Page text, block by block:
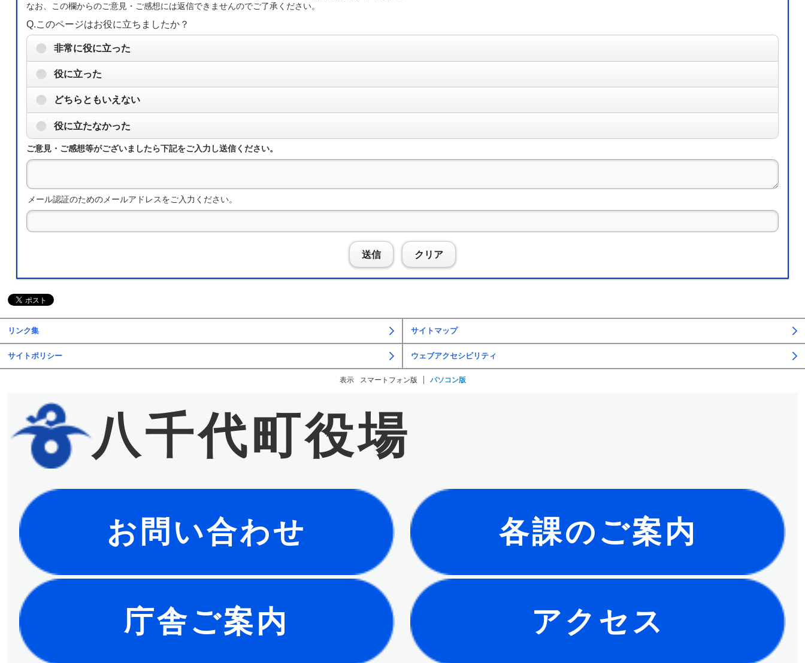
なお、この欄からのご意見・ご感想には返信できませんのでご了承ください。
Q.このページはお役に立ちましたか？
非常に役に立った
役に立った
どちらともいえない
役に立たなかった
ご意見・ご感想等がございましたら下記をご入力し送信ください。
メール認証のためのメールアドレスをご入力ください。
送信 クリア
リンク集 サイトマップ
サイトポリシー ウェブアクセシビリティ
表示 スマートフォン版 パソコン版
八千代町役場
お問い合わせ 各課のご案内
庁舎ご案内 アクセス